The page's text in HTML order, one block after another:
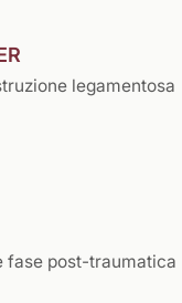
legamentosa
fase post-traumatica